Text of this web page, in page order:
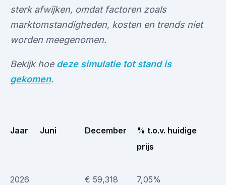
sterk afwijken, omdat factoren zoals
marktomstandigheden, kosten en trends niet
worden meegenomen.
Bekijk hoe deze simulatie tot stand is
gekomen.
Jaar Juni December
% t.o.v. huidige
prijs
2026 € 59,318 7,05%